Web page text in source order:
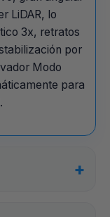
LiDAR, lo
3x, retratos
por
Modo
para